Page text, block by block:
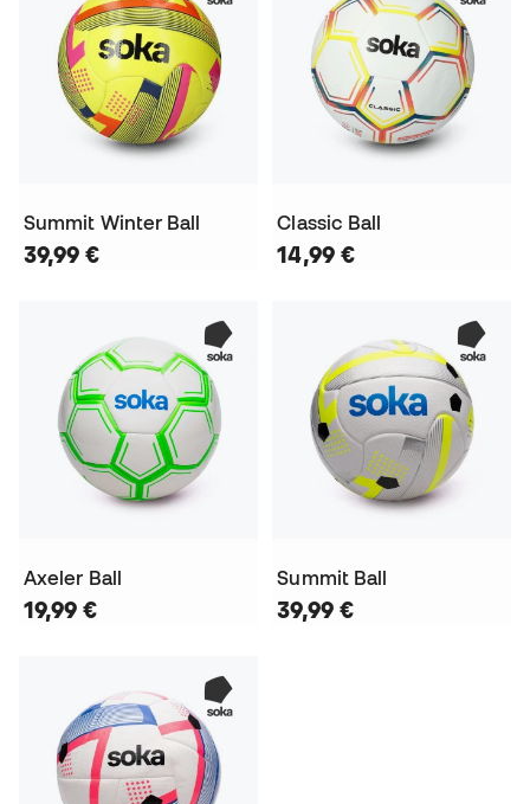
Summit Winter Ball
39,99 €
Classic Ball
14,99 €
Axeler Ball
19,99 €
Summit Ball
39,99 €